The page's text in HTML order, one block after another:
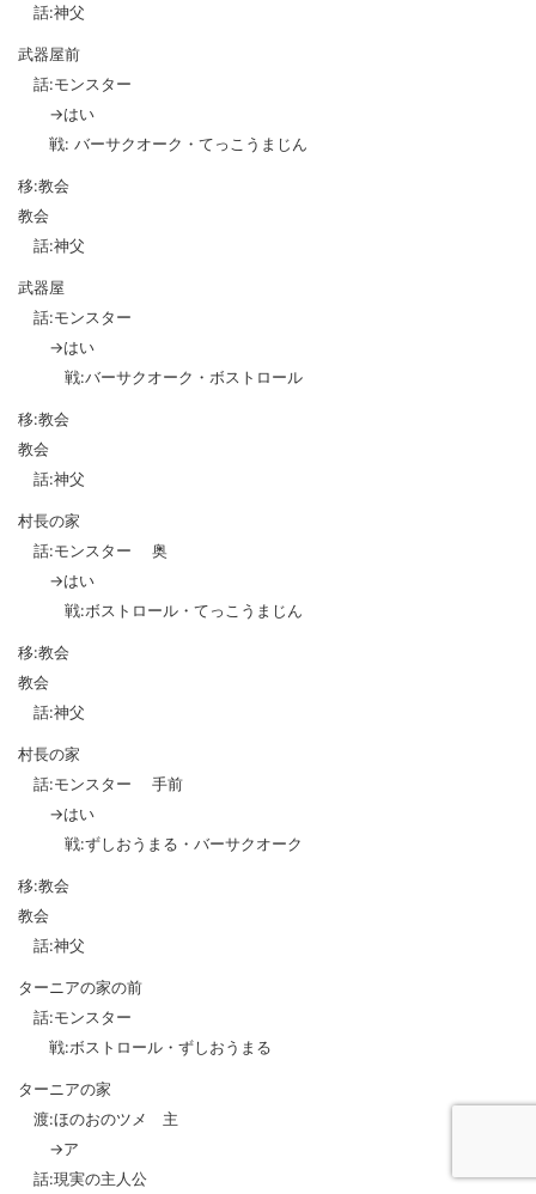
話:神父
武器屋前
話:モンスター
→はい
戦: バーサクオーク・てっこうまじん
移:教会
教会
話:神父
武器屋
話:モンスター
→はい
戦:バーサクオーク・ボストロール
移:教会
教会
話:神父
村長の家
話:モンスター 奥
→はい
戦:ボストロール・てっこうまじん
移:教会
教会
話:神父
村長の家
話:モンスター 手前
→はい
戦:ずしおうまる・バーサクオーク
移:教会
教会
話:神父
ターニアの家の前
話:モンスター
戦:ボストロール・ずしおうまる
ターニアの家
渡:ほのおのツメ 主
→ア
話:現実の主人公